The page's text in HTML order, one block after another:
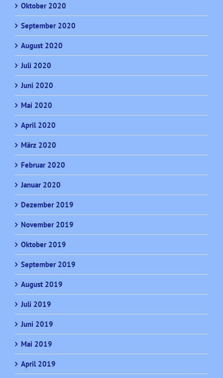
Oktober 2020
September 2020
August 2020
Juli 2020
Juni 2020
Mai 2020
April 2020
März 2020
Februar 2020
Januar 2020
Dezember 2019
November 2019
Oktober 2019
September 2019
August 2019
Juli 2019
Juni 2019
Mai 2019
April 2019